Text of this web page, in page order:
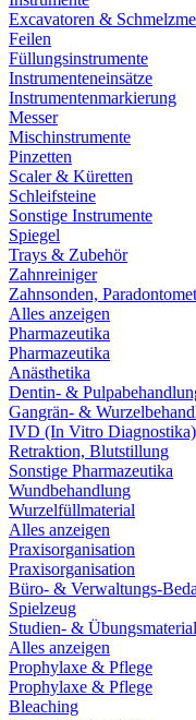
Excavatoren &
Feilen
Füllungsinstrumente
Instrumenteneinsätze
Instrumentenmarkierung
Messer
Mischinstrumente
Pinzetten
Scaler & Küretten
Schleifsteine
Sonstige Instrumente
Spiegel
Trays & Zubehör
Zahnreiniger
Zahnsonden,
Alles anzeigen
Pharmazeutika
Pharmazeutika
Anästhetika
Dentin- &
Gangrän- &
IVD (In Vitro Diagnostika)
Retraktion, Blutstillung
Sonstige Pharmazeutika
Wundbehandlung
Wurzelfüllmaterial
Alles anzeigen
Praxisorganisation
Praxisorganisation
Büro- & Verwaltungs-
Spielzeug
Studien- & Übungsmaterial
Alles anzeigen
Prophylaxe & Pflege
Prophylaxe & Pflege
Bleaching